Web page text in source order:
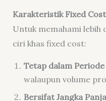
Karakteristik Fixed Cost
Untuk memahami lebih
ciri khas fixed cost:
Tetap dalam
walaupun volume
Bersifat Jangka